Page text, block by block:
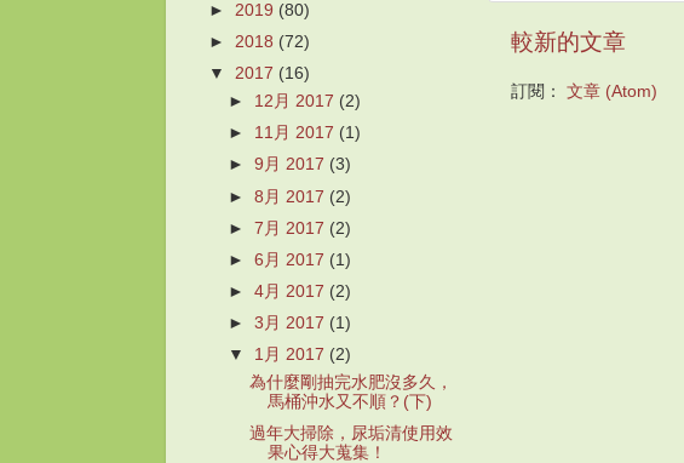
較新的文章
訂閱： 文章 (Atom)
► 2019 (80)
► 2018 (72)
▼ 2017 (16)
► 12月 2017 (2)
► 11月 2017 (1)
►9月 2017 (3)
►8月 2017 (2)
►7月 2017 (2)
►6月 2017 (1)
►4月 2017 (2)
►3月 2017 (1)
▼ 1月 2017 (2)
為什麼剛抽完水肥沒多久，
馬桶沖水又不順？(下)
過年大掃除，尿垢清使用效
果心得大蒐集！